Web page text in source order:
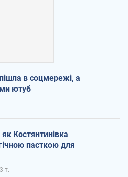
в соцмережі, а
ютуб
Костянтинівка
пасткою для
т.